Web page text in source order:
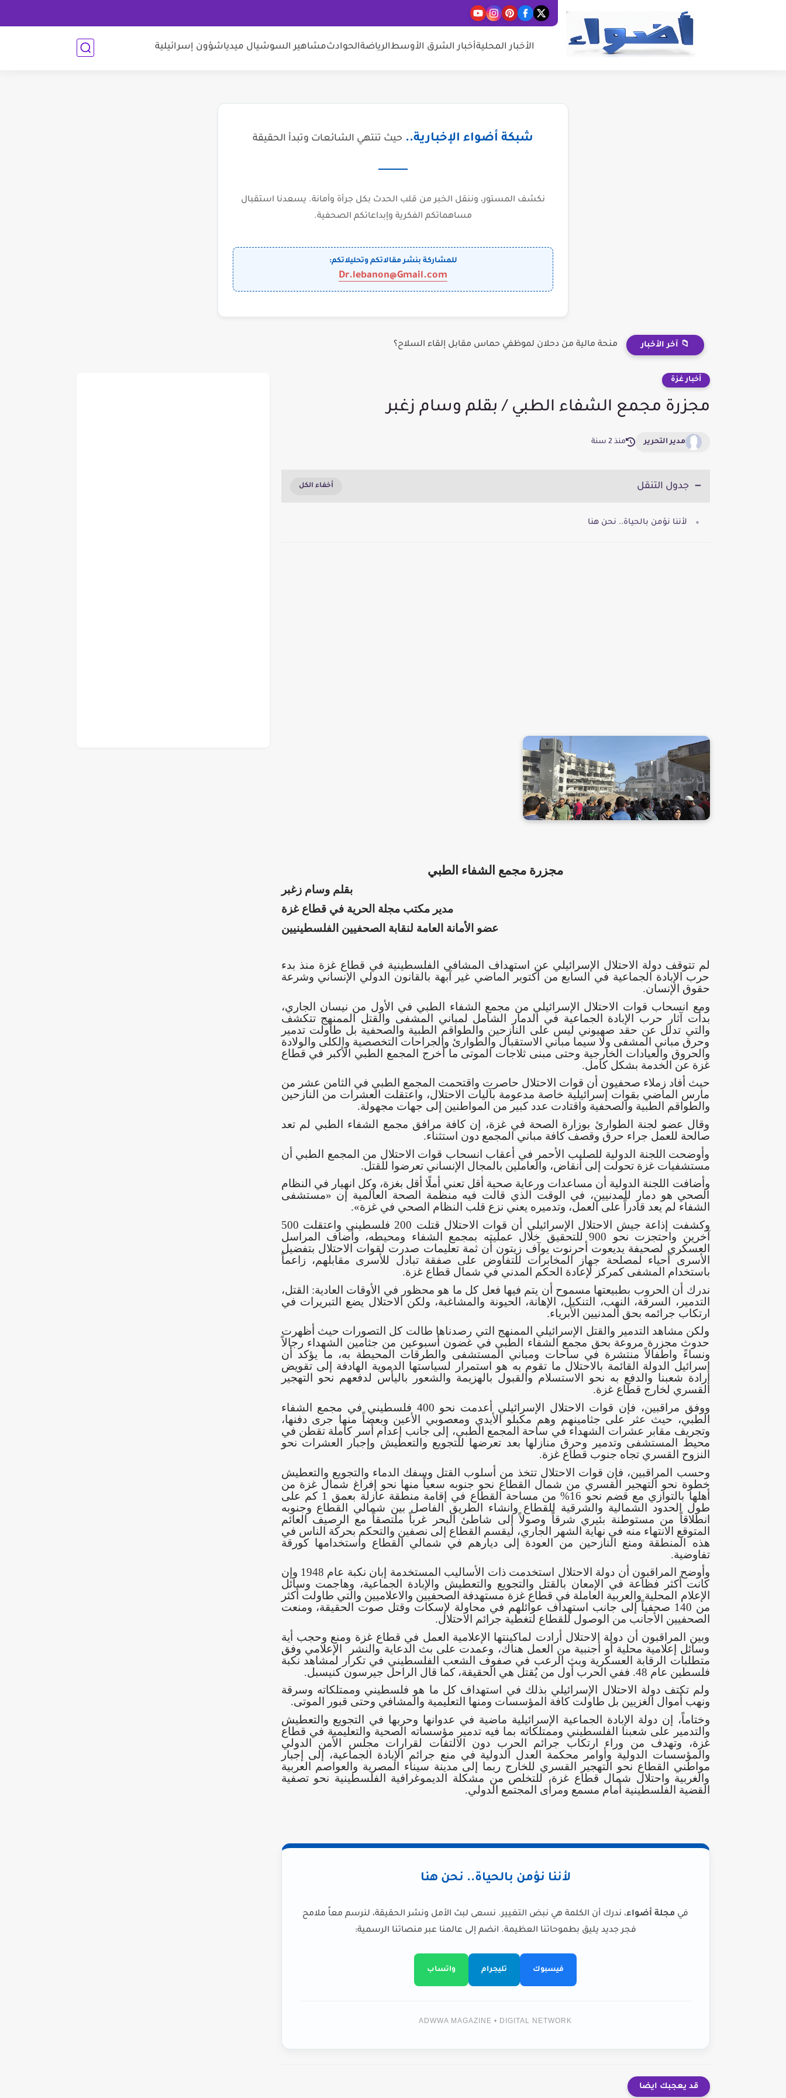
الأخبار المحليةأخبار الشرق الأوسطالرياضةالحوادثمشاهير السوشيال ميدياشؤون إسرائيلية
شبكة أضواء الإخبارية.. حيث تنتهي الشائعات وتبدأ الحقيقة
نكشف المستور، وننقل الخبر من قلب الحدث بكل جرأة وأمانة. يسعدنا استقبال
مساهماتكم الفكرية وإبداعاتكم الصحفية.
للمشاركة بنشر مقالاتكم وتحليلاتكم:
Dr.lebanon@Gmail.com
📁 آخر الأخبار منحة مالية من دحلان لموظفي حماس مقابل إلقاء السلاح؟
أخبار غزة
مجزرة مجمع الشفاء الطبي / بقلم وسام زغبر
مدير التحرير منذ 2 سنة
جدول التنقل
لأننا نؤمن بالحياة.. نحن هنا
مجزرة مجمع الشفاء الطبي
بقلم وسام زغبر
مدير مكتب مجلة الحرية في قطاع غزة
عضو الأمانة العامة لنقابة الصحفيين الفلسطينيين
لم تتوقف دولة الاحتلال الإسرائيلي عن استهداف المشافي الفلسطينية في قطاع غزة منذ بدء
حرب الإبادة الجماعية في السابع من أكتوبر الماضي غير آبهة بالقانون الدولي الإنساني وشرعة
حقوق الإنسان.
ومع انسحاب قوات الاحتلال الإسرائيلي من مجمع الشفاء الطبي في الأول من نيسان الجاري،
بدأت آثار حرب الإبادة الجماعية في الدمار الشامل لمباني المشفى والقتل الممنهج تتكشف
والتي تدلل عن حقد صهيوني ليس على النازحين والطواقم الطبية والصحفية بل طاولت تدمير
وحرق مباني المشفى ولا سيما مباني الاستقبال والطوارئ والجراحات التخصصية والكلى والولادة
والحروق والعيادات الخارجية وحتى مبنى ثلاجات الموتى ما أخرج المجمع الطبي الأكبر في قطاع
غزة عن الخدمة بشكل كامل.
حيث أفاد زملاء صحفيون أن قوات الاحتلال حاصرت واقتحمت المجمع الطبي في الثامن عشر من
مارس الماضي بقوات إسرائيلية خاصة مدعومة بآليات الاحتلال، واعتقلت العشرات من النازحين
والطواقم الطبية والصحفية واقتادت عدد كبير من المواطنين إلى جهات مجهولة.
وقال عضو لجنة الطوارئ بوزارة الصحة في غزة، إن كافة مرافق مجمع الشفاء الطبي لم تعد
صالحة للعمل جراء حرق وقصف كافة مباني المجمع دون استثناء.
وأوضحت اللجنة الدولية للصليب الأحمر في أعقاب انسحاب قوات الاحتلال من المجمع الطبي أن
مستشفيات غزة تحولت إلى أنقاض، والعاملين بالمجال الإنساني تعرضوا للقتل.
وأضافت اللجنة الدولية أن مساعدات ورعاية صحية أقل تعني أملًا أقل بغزة، وكل انهيار في النظام
الصحي هو دمار للمدنيين، في الوقت الذي قالت فيه منظمة الصحة العالمية إن «مستشفى
الشفاء لم يعد قادراً على العمل، وتدميره يعني نزع قلب النظام الصحي في غزة».
وكشفت إذاعة جيش الاحتلال الإسرائيلي أن قوات الاحتلال قتلت 200 فلسطيني واعتقلت 500
آخرين واحتجزت نحو 900 للتحقيق خلال عمليته بمجمع الشفاء ومحيطه، وأضاف المراسل
العسكري لصحيفة يديعوت أحرنوت يوآف زيتون أن ثمة تعليمات صدرت لقوات الاحتلال بتفضيل
الأسرى أحياء لمصلحة جهاز المخابرات للتفاوض على صفقة تبادل للأسرى مقابلهم، زاعماً
باستخدام المشفى كمركز لإعادة الحكم المدني في شمال قطاع غزة.
ندرك أن الحروب بطبيعتها مسموح أن يتم فيها فعل كل ما هو محظور في الأوقات العادية: القتل،
التدمير، السرقة، النهب، التنكيل، الإهانة، الحيونة والمشاغبة، ولكن الاحتلال يضع التبريرات في
ارتكاب جرائمه بحق المدنيين الأبرياء.
ولكن مشاهد التدمير والقتل الإسرائيلي الممنهج التي رصدناها طالت كل التصورات حيث أظهرت
حدوث مجزرة مروعة بحق مجمع الشفاء الطبي في غضون أسبوعين من جثامين الشهداء رجالاً
ونساءً واطفالاً منتشرة في ساحات ومباني المستشفى والطرقات المحيطة به، ما يؤكد أن
إسرائيل الدولة القائمة بالاحتلال ما تقوم به هو استمرار لسياستها الدموية الهادفة إلى تقويض
إرادة شعبنا والدفع به نحو الاستسلام والقبول بالهزيمة والشعور باليأس لدفعهم نحو التهجير
القسري لخارج قطاع غزة.
ووفق مراقبين، فإن قوات الاحتلال الإسرائيلي أعدمت نحو 400 فلسطيني في مجمع الشفاء
الطبي، حيث عثر على جثامينهم وهم مكبلو الأيدي ومعصوبي الأعين وبعضاً منها جرى دفنها،
وتجريف مقابر عشرات الشهداء في ساحة المجمع الطبي، إلى جانب إعدام أسر كاملة تقطن في
محيط المستشفى وتدمير وحرق منازلها بعد تعرضها للتجويع والتعطيش وإجبار العشرات نحو
النزوح القسري تجاه جنوب قطاع غزة.
وحسب المراقبين، فإن قوات الاحتلال تتخذ من أسلوب القتل وسفك الدماء والتجويع والتعطيش
خطوة نحو التهجير القسري من شمال القطاع نحو جنوبه سعياً منها نحو إفراغ شمال غزة من
أهلها بالتوازي مع قضم نحو 16% من مساحة القطاع في إقامة منطقة عازلة بعمق 1 كم على
طول الحدود الشمالية والشرقية للقطاع وانشاء الطريق الفاصل بين شمالي القطاع وجنوبه
انطلاقاً من مستوطنة بئيري شرقاً وصولاً إلى شاطئ البحر غرباً ملتصقاً مع الرصيف العائم
المتوقع الانتهاء منه في نهاية الشهر الجاري، ليقسم القطاع إلى نصفين والتحكم بحركة الناس في
هذه المنطقة ومنع النازحين من العودة إلى ديارهم في شمالي القطاع واستخدامها كورقة
تفاوضية.
وأوضح المراقبون أن دولة الاحتلال استخدمت ذات الأساليب المستخدمة إبان نكبة عام 1948 وإن
كانت أكثر فظاعة في الإمعان بالقتل والتجويع والتعطيش والإبادة الجماعية، وهاجمت وسائل
الإعلام المحلية والعربية العاملة في قطاع غزة مستهدفة الصحفيين والاعلاميين والتي طاولت أكثر
من 140 صحفياً إلى جانب استهداف عوائلهم في محاولة لإسكات وقتل صوت الحقيقة، ومنعت
الصحفيين الأجانب من الوصول للقطاع لتغطية جرائم الاحتلال.
وبين المراقبون أن دولة الاحتلال أرادت لماكينتها الإعلامية العمل في قطاع غزة ومنع وحجب أية
وسائل إعلامية محلية أو أجنبية من العمل هناك، وعمدت على بث الدعاية والنشر الإعلامي وفق
متطلبات الرقابة العسكرية وبث الرعب في صفوف الشعب الفلسطيني في تكرار لمشاهد نكبة
فلسطين عام 48. ففي الحرب أول من يُقتل هي الحقيقة، كما قال الراحل جيرسون كنيسبل.
ولم تكتف دولة الاحتلال الإسرائيلي بذلك في استهداف كل ما هو فلسطيني وممتلكاته وسرقة
ونهب أموال الغزيين بل طاولت كافة المؤسسات ومنها التعليمية والمشافي وحتى قبور الموتى.
وختاماً، إن دولة الإبادة الجماعية الإسرائيلية ماضية في عدوانها وحربها في التجويع والتعطيش
والتدمير على شعبنا الفلسطيني وممتلكاته بما فيه تدمير مؤسساته الصحية والتعليمية في قطاع
غزة، وتهدف من وراء ارتكاب جرائم الحرب دون الالتفات لقرارات مجلس الأمن الدولي
والمؤسسات الدولية وأوامر محكمة العدل الدولية في منع جرائم الإبادة الجماعية، إلى إجبار
مواطني القطاع نحو التهجير القسري للخارج ربما إلى مدينة سيناء المصرية والعواصم العربية
والغربية واحتلال شمال قطاع غزة، للتخلص من مشكلة الديموغرافية الفلسطينية نحو تصفية
القضية الفلسطينية أمام مسمع ومرأى المجتمع الدولي.
لأننا نؤمن بالحياة.. نحن هنا
في مجلة أضواء، ندرك أن الكلمة هي نبض التغيير. نسعى لبث الأمل ونشر الحقيقة، لنرسم معاً ملامح
فجر جديد يليق بطموحاتنا العظيمة. انضم إلى عالمنا عبر منصاتنا الرسمية:
فيسبوك تليجرام واتساب
ADWWA MAGAZINE • DIGITAL NETWORK
قد يعجبك ايضا